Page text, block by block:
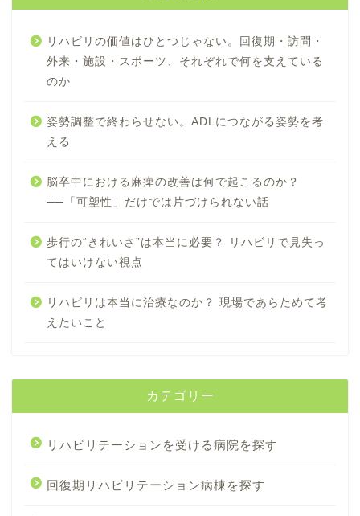
リハビリの価値はひとつじゃない。回復期・訪問・
外来・施設・スポーツ、それぞれで何を支えている
のか
姿勢調整で終わらせない。ADLにつながる姿勢を考
える
脳卒中における麻痺の改善は何で起こるのか？
──「可塑性」だけでは片づけられない話
歩行の“きれいさ”は本当に必要？ リハビリで見失っ
てはいけない視点
リハビリは本当に治療なのか？ 現場であらためて考
えたいこと
カテゴリー
リハビリテーションを受ける病院を探す
回復期リハビリテーション病棟を探す